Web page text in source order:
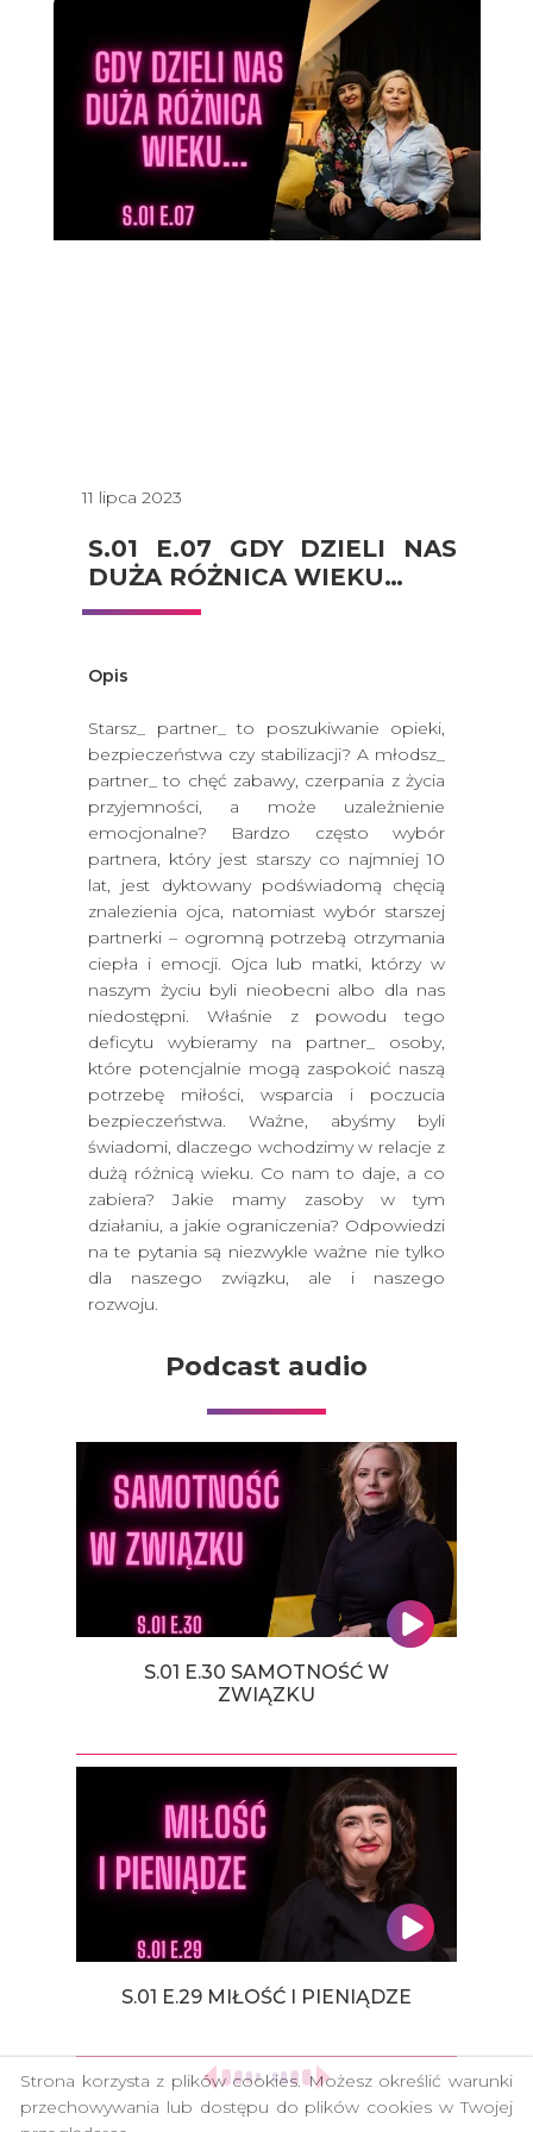
S.01 E.30 SAMOTNOŚĆ W
ZWIĄZKU
S.01 E.29 MIŁOŚĆ I PIENIĄDZE
Podcast audio
11 lipca 2023
S.01 E.07 GDY DZIELI NAS
DUŻA RÓŻNICA WIEKU…
Opis
Starsz_ partner_ to poszukiwanie opieki,
bezpieczeństwa czy stabilizacji? A młodsz_
partner_ to chęć zabawy, czerpania z życia
przyjemności, a może uzależnienie
emocjonalne? Bardzo często wybór
partnera, który jest starszy co najmniej 10
lat, jest dyktowany podświadomą chęcią
znalezienia ojca, natomiast wybór starszej
partnerki – ogromną potrzebą otrzymania
ciepła i emocji. Ojca lub matki, którzy w
naszym życiu byli nieobecni albo dla nas
niedostępni. Właśnie z powodu tego
deficytu wybieramy na partner_ osoby,
które potencjalnie mogą zaspokoić naszą
potrzebę miłości, wsparcia i poczucia
bezpieczeństwa. Ważne, abyśmy byli
świadomi, dlaczego wchodzimy w relacje z
dużą różnicą wieku. Co nam to daje, a co
zabiera? Jakie mamy zasoby w tym
działaniu, a jakie ograniczenia? Odpowiedzi
na te pytania są niezwykle ważne nie tylko
dla naszego związku, ale i naszego
rozwoju.
Strona korzysta z plików cookies. Możesz określić warunki
przechowywania lub dostępu do plików cookies w Twojej